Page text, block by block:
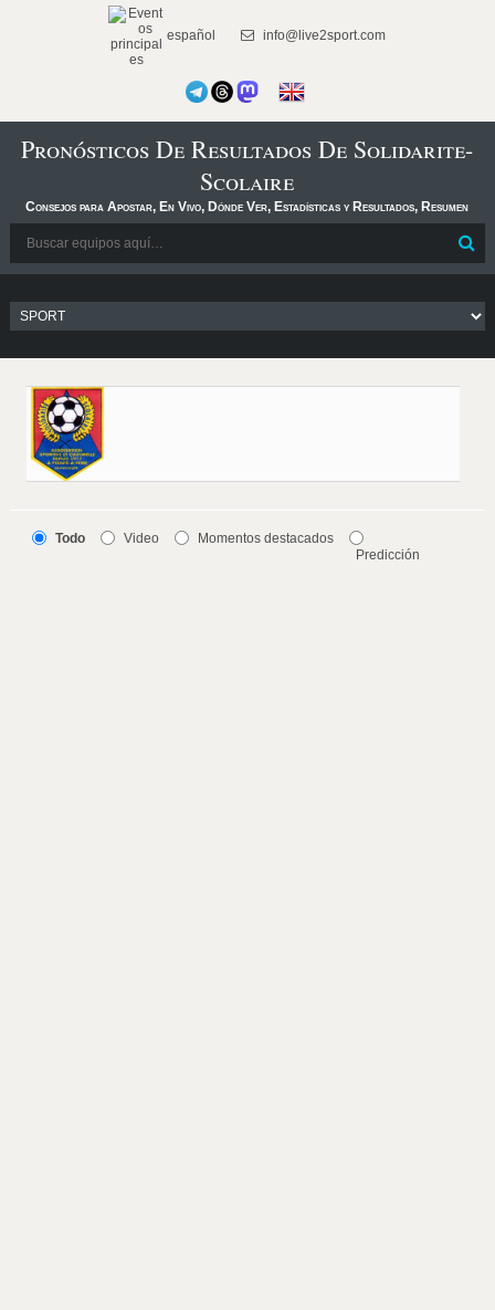
español info@live2sport.com
Pronósticos De Resultados De Solidarite-
Scolaire
Consejos para Apostar, En Vivo, Dónde Ver, Estadísticas y Resultados, Resumen
Todo Video
Momentos destacados
Predicción